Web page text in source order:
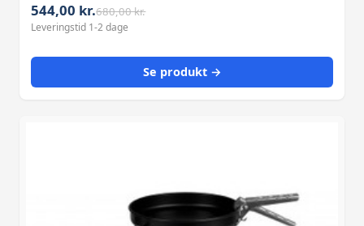
544,00 kr.680,00 kr.
Leveringstid 1-2 dage
Se produkt →